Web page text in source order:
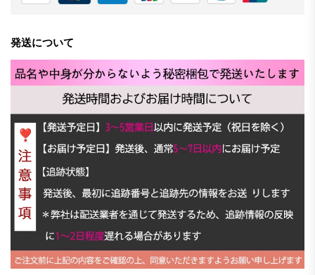
発送について